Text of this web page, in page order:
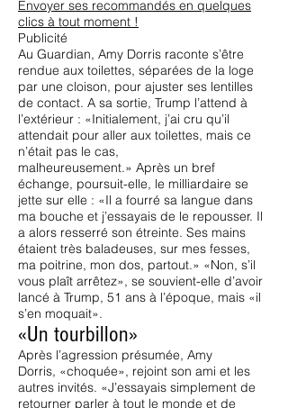
Envoyer ses recommandés en quelques
clics à tout moment !
Publicité
Au Guardian, Amy Dorris raconte s’être
rendue aux toilettes, séparées de la loge
par une cloison, pour ajuster ses lentilles
de contact. A sa sortie, Trump l’attend à
l’extérieur : «Initialement, j’ai cru qu’il
attendait pour aller aux toilettes, mais ce
n’était pas le cas,
malheureusement.» Après un bref
échange, poursuit-elle, le milliardaire se
jette sur elle : «Il a fourré sa langue dans
ma bouche et j’essayais de le repousser. Il
a alors resserré son étreinte. Ses mains
étaient très baladeuses, sur mes fesses,
ma poitrine, mon dos, partout.» «Non, s’il
vous plaît arrêtez», se souvient-elle d’avoir
lancé à Trump, 51 ans à l’époque, mais «il
s’en moquait».
«Un tourbillon»
Après l’agression présumée, Amy
Dorris, «choquée», rejoint son ami et les
autres invités. «J’essayais simplement de
retourner parler à tout le monde et de